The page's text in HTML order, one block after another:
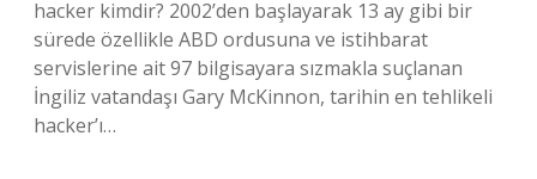
hacker kimdir? 2002’den başlayarak 13 ay gibi bir
sürede özellikle ABD ordusuna ve istihbarat
servislerine ait 97 bilgisayara sızmakla suçlanan
İngiliz vatandaşı Gary McKinnon, tarihin en tehlikeli
hacker’ı…